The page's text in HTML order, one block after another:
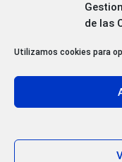
de las
Utilizamos cookies para
Informativo
Agosto 2026
San Justo de la
Programa Local
Abiertas las
Ajedrez de las